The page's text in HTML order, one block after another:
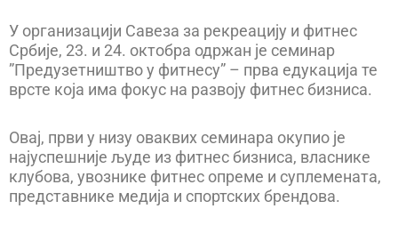
У организацији Савеза за рекреацију и фитнес
Србије, 23. и 24. октобра одржан је семинар
”Предузетништво у фитнесу” – прва едукација те
врсте која има фокус на развоју фитнес бизниса.
Овај, први у низу оваквих семинара окупио је
најуспешније људе из фитнес бизниса, власнике
клубова, увознике фитнес опреме и суплемената,
представнике медија и спортских брендова.